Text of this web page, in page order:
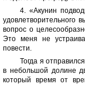
4. «Акунин
удовлетворительного
вопрос о
Это меня не
повести.
Тогда я
в небольшой долине
который время от